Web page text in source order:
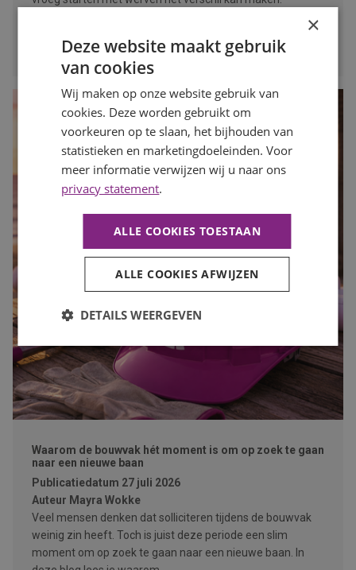
LEES MEER
Waarom de bouwvak hét moment is om op zoek te gaan
naar een nieuwe baan
Publicatiedatum 27 juli 2026
Auteur Mayra Wokke
Veel mensen denken dat solliciteren tijdens de bouwvak
weinig zin heeft. Toch is juist deze periode een slim
moment om op zoek te gaan naar een nieuwe baan. In
×
Deze website maakt gebruik
van cookies
Wij maken op onze website gebruik van
cookies. Deze worden gebruikt om
voorkeuren op te slaan, het bijhouden van
statistieken en marketingdoeleinden. Voor
meer informatie verwijzen wij u naar ons
privacy statement.
ALLE COOKIES TOESTAAN
ALLE COOKIES AFWIJZEN
DETAILS WEERGEVEN